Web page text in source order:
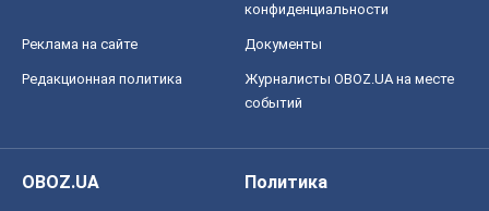
конфиденциальности
Реклама на сайте Документы
Редакционная политика
Журналисты OBOZ.UA на месте
событий
OBOZ.UA
Политика